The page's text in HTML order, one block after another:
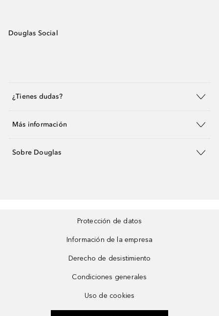
Douglas Social
¿Tienes dudas?
Más información
Sobre Douglas
Protección de datos
Información de la empresa
Derecho de desistimiento
Condiciones generales
Uso de cookies